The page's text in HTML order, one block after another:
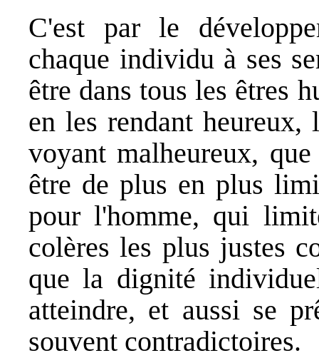
C'est par le
chaque individu à ses
être dans tous les êtres
en les rendant
voyant malheureux,
être de plus en plus
pour l'homme, qui
colères les plus justes
que la dignité
atteindre, et aussi se
souvent contradictoires.